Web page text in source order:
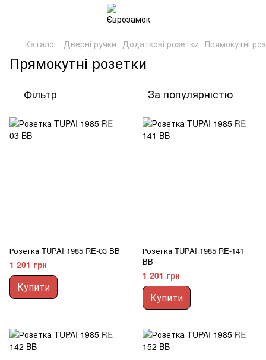
Каталог Дверні ручки Додаткові розетки Прямокутні
Прямокутні розетки
Фільтр За популярністю
Розетка TUPAI 1985 RE-03 BB
1 201 грн
Купити
Розетка TUPAI 1985 RE-141
BB
1 201 грн
Купити